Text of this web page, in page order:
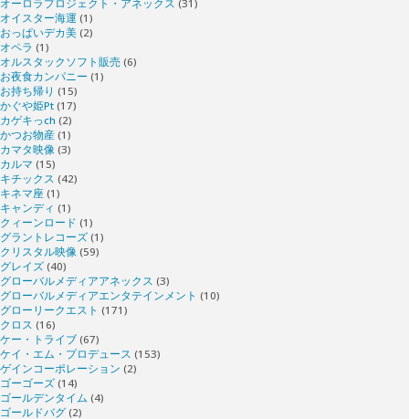
オーロラプロジェクト・アネックス (31)
オイスター海運 (1)
おっぱいデカ美 (2)
オペラ (1)
オルスタックソフト販売 (6)
お夜食カンパニー (1)
お持ち帰り (15)
かぐや姫Pt (17)
カゲキっch (2)
かつお物産 (1)
カマタ映像 (3)
カルマ (15)
キチックス (42)
キネマ座 (1)
キャンディ (1)
クィーンロード (1)
グラントレコーズ (1)
クリスタル映像 (59)
グレイズ (40)
グローバルメディアアネックス (3)
グローバルメディアエンタテインメント (10)
グローリークエスト (171)
クロス (16)
ケー・トライブ (67)
ケイ・エム・プロデュース (153)
ゲインコーポレーション (2)
ゴーゴーズ (14)
ゴールデンタイム (4)
ゴールドバグ (2)